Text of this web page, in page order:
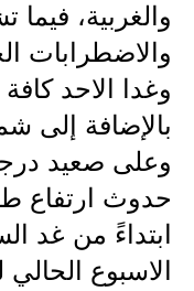
والغربية،
والاضطرابات
وغدا الاحد
بالإضافة إلى
وعلى صعيد
حدوث ارتفاع
ابتداءً من غد
الاسبوع